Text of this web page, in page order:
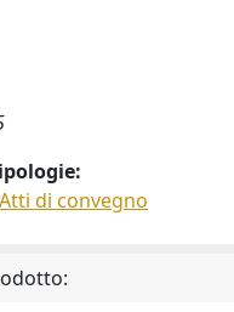
di convegno